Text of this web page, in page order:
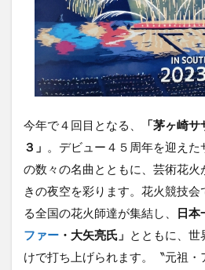
今年で４回目となる、
「茅ヶ崎
３」
。デビュー４５周年を迎え
の数々の名曲とともに、芸術花火
きの夜空を彩ります。花火競技
る全国の花火師達が集結し、
日本
ファー ・大矢亮氏」
とともに、
けで打ち上げられます。〝元祖・